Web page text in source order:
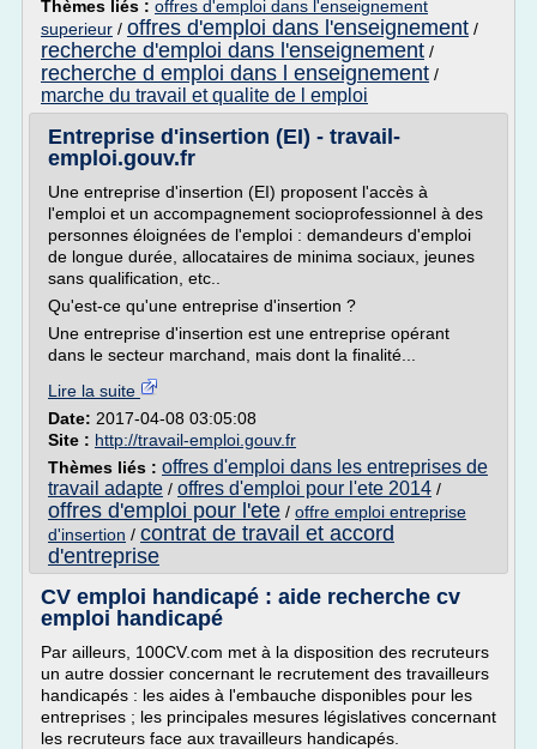
Thèmes liés : offres d'emploi dans l'enseignement
superieur / offres d'emploi dans l'enseignement /
recherche d'emploi dans l'enseignement /
recherche d emploi dans l enseignement /
marche du travail et qualite de l emploi
Entreprise d'insertion (EI) - travail-
emploi.gouv.fr
Une entreprise d'insertion (EI) proposent l'accès à
l'emploi et un accompagnement socioprofessionnel à des
personnes éloignées de l'emploi : demandeurs d'emploi
de longue durée, allocataires de minima sociaux, jeunes
sans qualification, etc..
Qu'est-ce qu'une entreprise d'insertion ?
Une entreprise d'insertion est une entreprise opérant
dans le secteur marchand, mais dont la finalité...
Lire la suite
Date: 2017-04-08 03:05:08
Site : http://travail-emploi.gouv.fr
Thèmes liés : offres d'emploi dans les entreprises de
travail adapte / offres d'emploi pour l'ete 2014 /
offres d'emploi pour l'ete / offre emploi entreprise
d'insertion / contrat de travail et accord
d'entreprise
CV emploi handicapé : aide recherche cv
emploi handicapé
Par ailleurs, 100CV.com met à la disposition des recruteurs
un autre dossier concernant le recrutement des travailleurs
handicapés : les aides à l'embauche disponibles pour les
entreprises ; les principales mesures législatives concernant
les recruteurs face aux travailleurs handicapés.